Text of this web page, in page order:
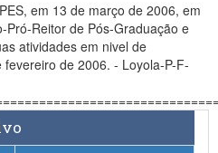
em 13 de março de 2006, em
Graduação e
atividades em nivel de